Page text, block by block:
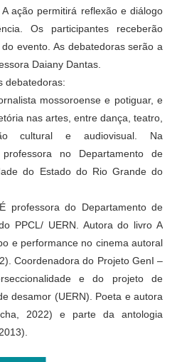
ação permitirá reflexão e diálogo
Os participantes receberão
evento. As debatedoras serão a
Daiany Dantas.
debatedoras:
mossoroense e potiguar, e
nas artes, entre dança, teatro,
cultural e audiovisual. Na
no Departamento de
do Estado do Rio Grande do
professora do Departamento de
PPCL/ UERN. Autora do livro A
e performance no cinema autoral
Coordenadora do Projeto GenI –
e do projeto de
desamor (UERN). Poeta e autora
2022) e parte da antologia